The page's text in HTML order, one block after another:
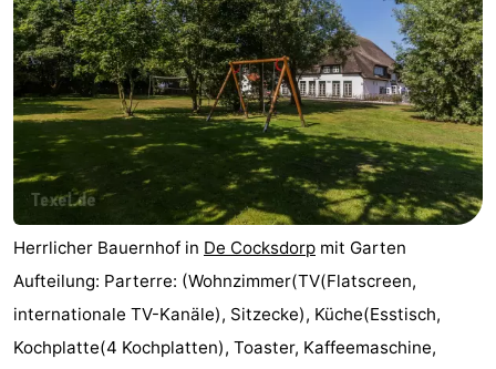
Herrlicher Bauernhof in De Cocksdorp mit Garten
Aufteilung: Parterre: (Wohnzimmer(TV(Flatscreen,
internationale TV-Kanäle), Sitzecke), Küche(Esstisch,
Kochplatte(4 Kochplatten), Toaster, Kaffeemaschine,